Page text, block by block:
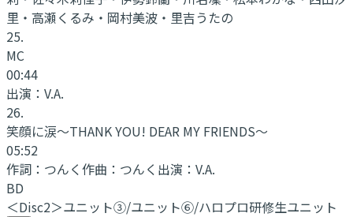
里・高瀬くるみ・岡村美波・里吉うたの
25.
MC
00:44
出演： V.A.
26.
笑顔に涙～THANK YOU! DEAR MY FRIENDS～
05:52
作詞： つんく作曲： つんく 出演： V.A.
BD
＜Disc2＞ユニット③/ユニット⑥/ハロプロ研修生ユニット